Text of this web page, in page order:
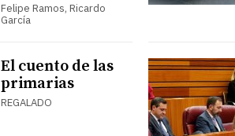
Felipe Ramos, Ricardo
García
El cuento de las
primarias
REGALADO